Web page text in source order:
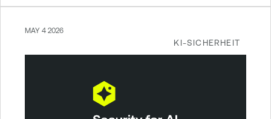
KI-SICHERHEIT
MAY 4 2026